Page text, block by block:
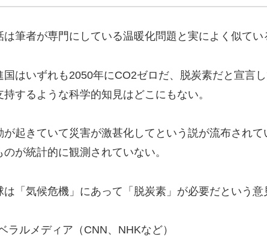
は筆者が専門にしている温暖化問題と実によく似てい
国はいずれも2050年にCO2ゼロだ、脱炭素だと宣言
持するような科学的知見はどこにもない。
が起きていて災害が激甚化してという説が流布され
のが統計的に観測されていない。
は「気候危機」にあって「脱炭素」が必要だという意
ラルメディア（CNN、NHKなど）